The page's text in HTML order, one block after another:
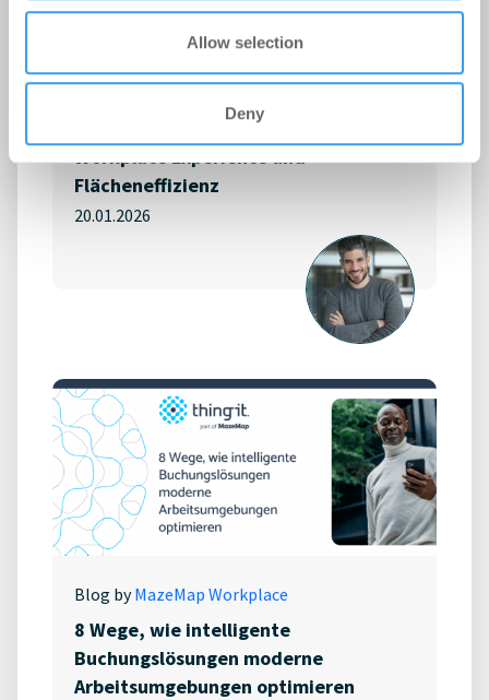
Allow selection
Deny
geringerer Bürofläche, optimale
Workplace Experience und
Flächeneffizienz
20.01.2026
Blog byMazeMap Workplace
8 Wege, wie intelligente
Buchungslösungen moderne
Arbeitsumgebungen optimieren